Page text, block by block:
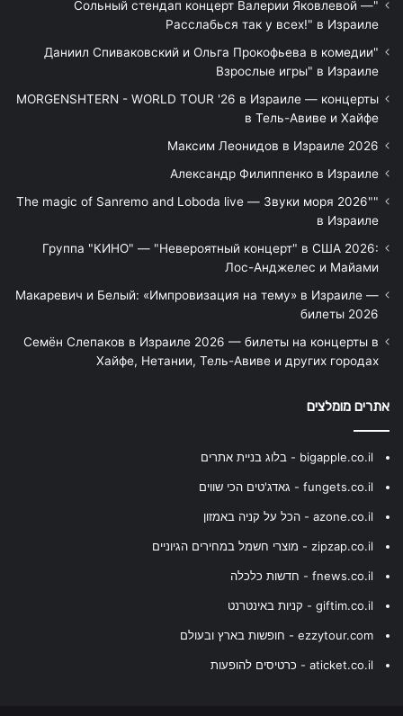
"Сольный стендап концерт Валерии Яковлевой —
Расслабься так у всех!" в Израиле
"Даниил Спиваковский и Ольга Прокофьева в комедии
Взрослые игры" в Израиле
MORGENSHTERN - WORLD TOUR '26 в Израиле — концерты
в Тель-Авиве и Хайфе
Максим Леонидов в Израиле 2026
Александр Филиппенко в Израиле
"The magic of Sanremo and Loboda live — Звуки моря 2026"
в Израиле
Группа "КИНО" — "Невероятный концерт" в США 2026:
Лос-Анджелес и Майами
Макаревич и Белый: «Импровизация на тему» в Израиле —
билеты 2026
Семён Слепаков в Израиле 2026 — билеты на концерты в
Хайфе, Нетании, Тель-Авиве и других городах
אתרים מומלצים
bigapple.co.il - בלוג בניית אתרים
fungets.co.il - גאדג'טים הכי שווים
azone.co.il - הכל על קניה באמזון
zipzap.co.il - מוצרי חשמל במחירים הגיוניים
fnews.co.il - חדשות כלכלה
giftim.co.il - קניות באינטרנט
ezzytour.com - חופשות בארץ ובעולם
aticket.co.il - כרטיסים להופעות